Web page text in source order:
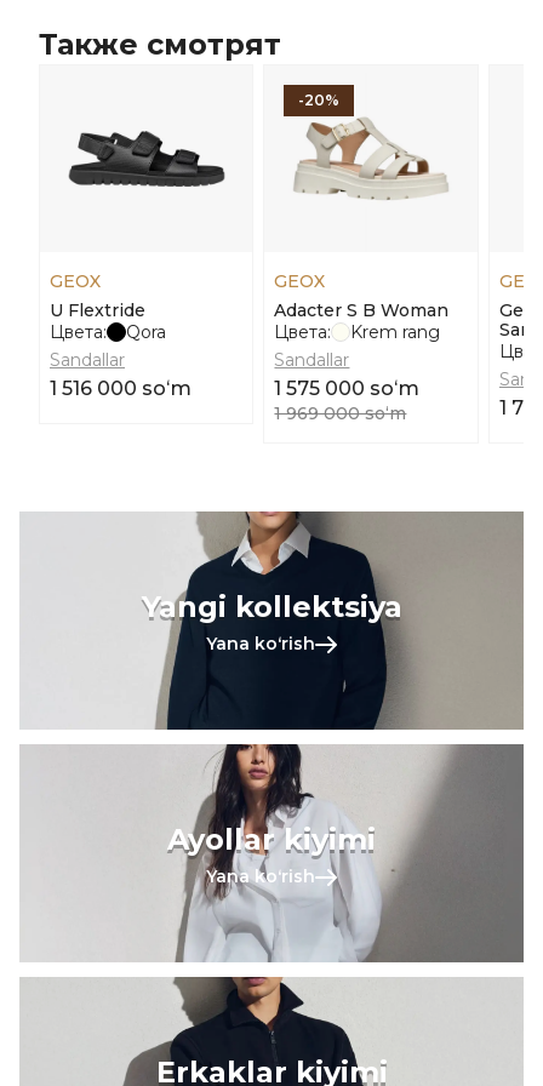
Также смотрят
GEOX
U Flextride
Цвета:
Qora
Sandallar
1 516 000 soʻm
-20%
GEOX
Adacter S B Woman
Цвета:
Krem rang
Sandallar
1 575 000 soʻm
1 969 000 soʻm 1
Yangi kollektsiya
Yana koʻrish
Ayollar kiyimi
Yana koʻrish
Erkaklar kiyimi